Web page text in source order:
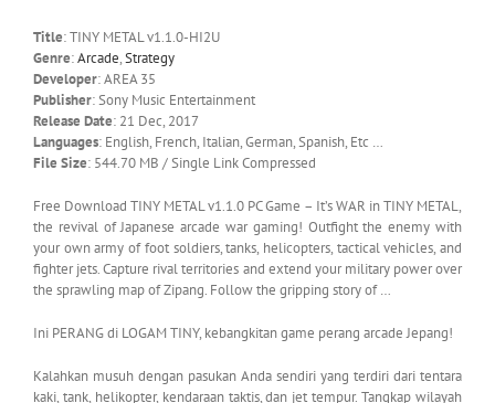
Title: TINY METAL v1.1.0-HI2U
Genre:Arcade,Strategy
Developer: AREA 35
Publisher: Sony Music Entertainment
Release Date: 21 Dec, 2017
Languages: English, French, Italian, German, Spanish, Etc …
File Size: 544.70 MB / Single Link Compressed
Free Download TINY METAL v1.1.0 PC Game – It’s WAR in TINY METAL,
the revival of Japanese arcade war gaming! Outfight the enemy with
your own army of foot soldiers, tanks, helicopters, tactical vehicles, and
fighter jets. Capture rival territories and extend your military power over
the sprawling map of Zipang. Follow the gripping story of …
Ini PERANG di LOGAM TINY, kebangkitan game perang arcade Jepang!
Kalahkan musuh dengan pasukan Anda sendiri yang terdiri dari tentara
kaki, tank, helikopter, kendaraan taktis, dan jet tempur. Tangkap wilayah